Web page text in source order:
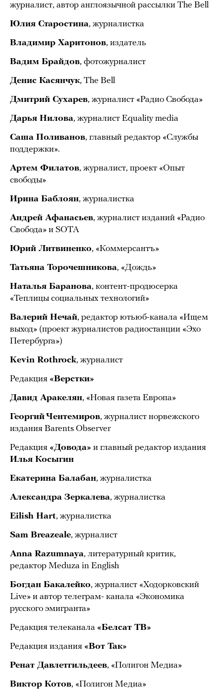
журналист, автор англоязычной рассылки The Bell
Юлия Старостина, журналистка
Владимир Харитонов, издатель
Вадим Брайдов, фотожурналист
Денис Касянчук, The Bell
Дмитрий Сухарев, журналист «Радио Свобода»
Дарья Нилова, журналист Equality media
Саша Поливанов, главный редактор «Службы
поддержки».
Артем Филатов, журналист, проект «Опыт
свободы»
Ирина Баблоян, журналистка
Андрей Афанасьев, журналист изданий «Радио
Свобода» и SOTA
Юрий Литвиненко, «Коммерсантъ»
Татьяна Торочешникова, «Дождь»
Наталья Баранова, контент-продюсерка
«Теплицы социальных технологий»
Валерий Нечай, редактор ютьюб-канала «Ищем
выход» (проект журналистов радиостанции «Эхо
Петербурга»)
Kevin Rothrock, журналист
Редакция «Верстки»
Давид Аракелян, «Новая газета Европа»
Георгий Чентемиров, журналист норвежского
издания Barents Observer
Редакция «Довода» и главный редактор издания
Илья Косыгин
Екатерина Балабан, журналистка
Александра Зеркалева, журналистка
Eilish Hart, журналистка
Sam Breazeale, журналист
Anna Razumnaya, литературный критик,
редактор Meduza in English
Богдан Бакалейко, журналист «Ходорковский
Live» и автор телеграм- канала «Экономика
русского эмигранта»
Редакция телеканала «Белсат ТВ»
Редакция издания «Вот Так»
Ренат Давлетгильдеев, «Полигон Медиа»
Виктор Котов, «Полигон Медиа»